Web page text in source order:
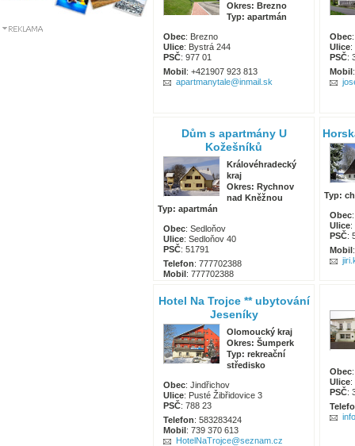
Okres: Brezno
Typ: apartmán
Obec: Brezno
Ulice: Bystrá 244
PSČ: 977 01
Mobil: +421907 923 813
apartmanytale@inmail.sk
Obec
Ulice:
PSČ:
Mobil
Dům s apartmány U
Kožešníků
Královéhradecký
kraj
Okres: Rychnov
nad Kněžnou
Typ: apartmán
Obec: Sedloňov
Ulice: Sedloňov 40
PSČ: 51791
Telefon: 777702388
Mobil: 777702388
Typ:
Obec
Ulice:
PSČ:
Mobil
Hotel Na Trojce ** ubytování
Jeseníky
Olomoucký kraj
Okres: Šumperk
Typ: rekreační
středisko
Obec: Jindřichov
Ulice: Pusté Žibřidovice 3
PSČ: 788 23
Telefon: 583283424
Mobil: 739 370 613
HotelNaTrojce@seznam.cz
Obec
Ulice:
PSČ: